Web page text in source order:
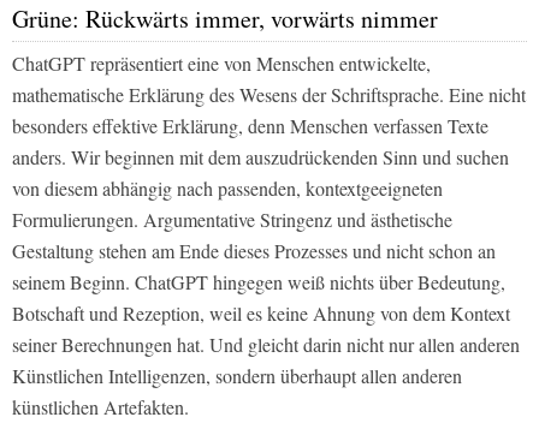
Grüne: Rückwärts immer, vorwärts nimmer
ChatGPT repräsentiert eine von Menschen entwickelte,
mathematische Erklärung des Wesens der Schriftsprache. Eine nicht
besonders effektive Erklärung, denn Menschen verfassen Texte
anders. Wir beginnen mit dem auszudrückenden Sinn und suchen
von diesem abhängig nach passenden, kontextgeeigneten
Formulierungen. Argumentative Stringenz und ästhetische
Gestaltung stehen am Ende dieses Prozesses und nicht schon an
seinem Beginn. ChatGPT hingegen weiß nichts über Bedeutung,
Botschaft und Rezeption, weil es keine Ahnung von dem Kontext
seiner Berechnungen hat. Und gleicht darin nicht nur allen anderen
Künstlichen Intelligenzen, sondern überhaupt allen anderen
künstlichen Artefakten.